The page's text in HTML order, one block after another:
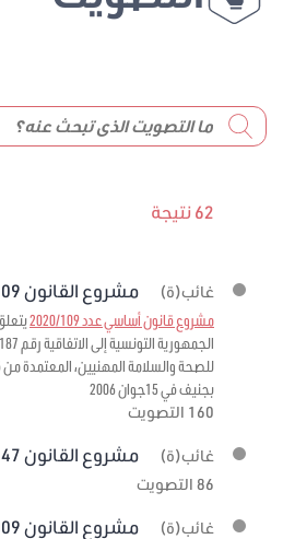
62 نتيجة
غائب(ة) مشروع القانون 2020/109 برمته
مشروع قانون أساسي عدد 2020/109
للصحة والسلامة المهنيين، المعتمدة
بجنيف في 15جوان 2006
160 التصويت
غائب(ة) مشروع القانون 2020/147 برمته
86 التصويت
غائب(ة) مشروع القانون 2021/009 برمته